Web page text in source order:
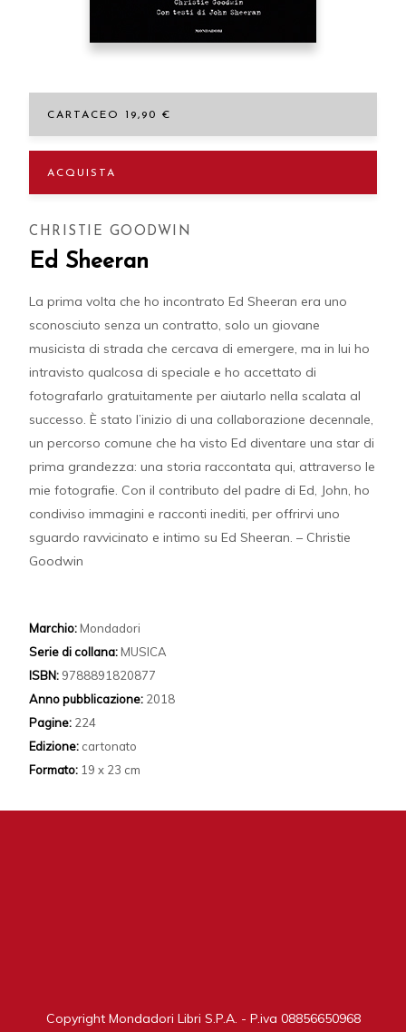
CARTACEO 19,90 €
ACQUISTA
CHRISTIE GOODWIN
Ed Sheeran
La prima volta che ho incontrato Ed Sheeran era uno
sconosciuto senza un contratto, solo un giovane
musicista di strada che cercava di emergere, ma in lui ho
intravisto qualcosa di speciale e ho accettato di
fotografarlo gratuitamente per aiutarlo nella scalata al
successo. È stato l’inizio di una collaborazione decennale,
un percorso comune che ha visto Ed diventare una star di
prima grandezza: una storia raccontata qui, attraverso le
mie fotografie. Con il contributo del padre di Ed, John, ho
condiviso immagini e racconti inediti, per offrirvi uno
sguardo ravvicinato e intimo su Ed Sheeran. – Christie
Goodwin
Marchio: Mondadori
Serie di collana: MUSICA
ISBN: 9788891820877
Anno pubblicazione: 2018
Pagine: 224
Edizione: cartonato
Formato: 19 x 23 cm
Copyright Mondadori Libri S.P.A. - P.iva 08856650968